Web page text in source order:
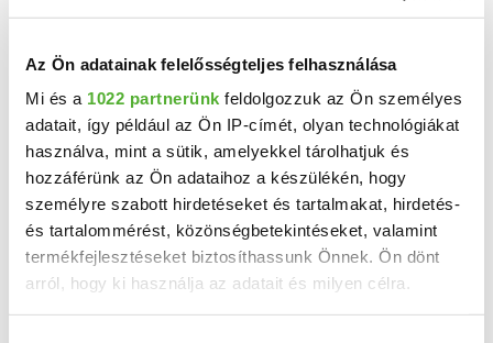
Az Ön adatainak felelősségteljes felhasználása
Mi és a 1022 partnerünk feldolgozzuk az Ön személyes
adatait, így például az Ön IP-címét, olyan technológiákat
használva, mint a sütik, amelyekkel tárolhatjuk és
hozzáférünk az Ön adataihoz a készülékén, hogy
személyre szabott hirdetéseket és tartalmakat, hirdetés-
és tartalommérést, közönségbetekintéseket, valamint
termékfejlesztéseket biztosíthassunk Önnek. Ön dönt
arról, hogy ki használja az adatait és milyen célra.
54.9 M Ft 2
Várbalog, Rákóczi tér - Eladó téglalakás